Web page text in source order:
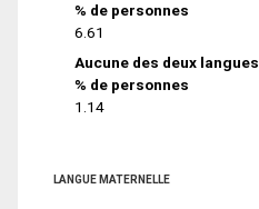
% de personnes
6.61
Aucune des deux langues
% de personnes
1.14
LANGUE MATERNELLE